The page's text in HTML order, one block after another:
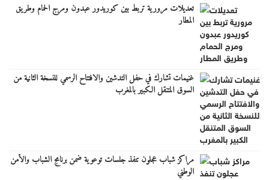
تعديلات مرورية تربط بين كوريدور عبدون ومرج الحمام وطريق
المطار
غنيمات تشارك في حفل التدشين والافتتاح الرسمي للنسخة الثانية من
السوق المتنقل الكبير بالمغرب
مراكز شباب عجلون تنفذ جلسات توعوية ضمن برنامج الشباب والأمن
الوطني